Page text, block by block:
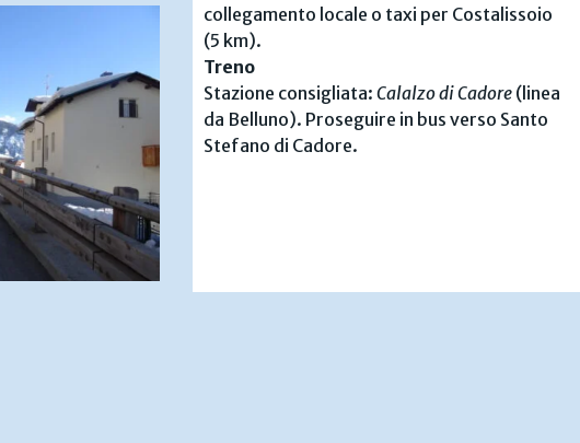
collegamento locale o taxi per Costalissoio
(5 km).
Treno
Stazione consigliata: Calalzo di Cadore(linea
da Belluno). Proseguire in bus verso Santo
Stefano di Cadore.